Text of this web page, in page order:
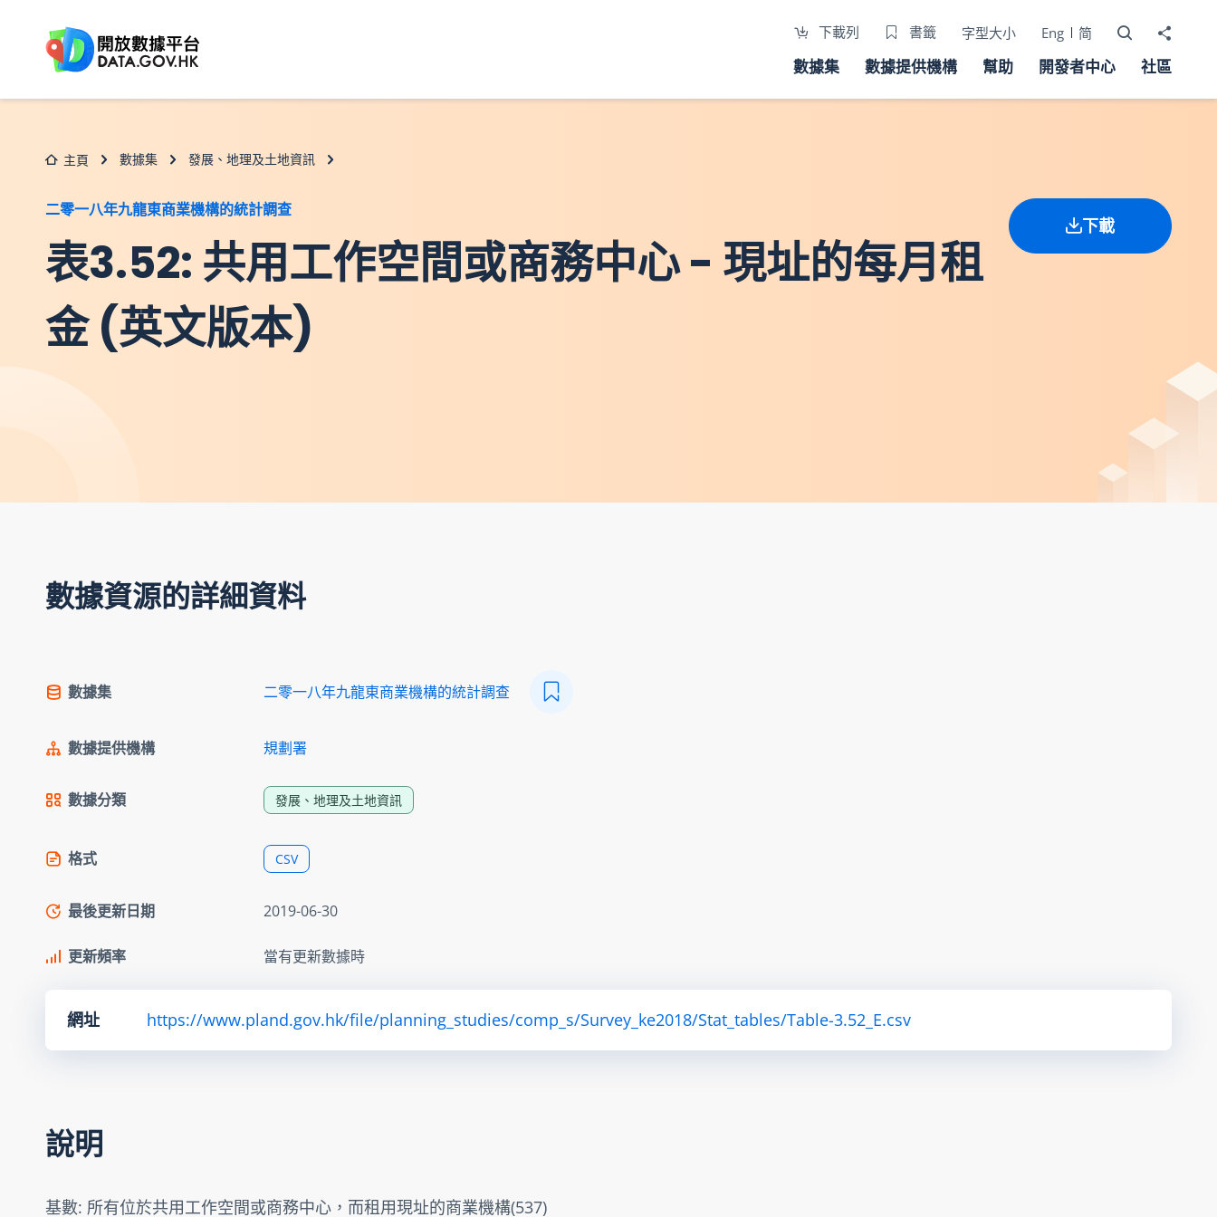
下載列 書籤 字型大小 Eng 简 打開搜尋器
分享至
數據集 數據提供機構 幫助 開發者中心 社區
主頁 數據集 發展、地理及土地資訊
二零一八年九龍東商業機構的統計調查
表3.52: 共用工作空間或商務中心 - 現址的每月租
金 (英文版本)
下載
數據資源的詳細資料
數據集 二零一八年九龍東商業機構的統計調查
數據提供機構 規劃署
數據分類 發展、地理及土地資訊
格式 CSV
最後更新日期 2019-06-30
更新頻率 當有更新數據時
網址 https://www.pland.gov.hk/file/planning_studies/comp_s/Survey_ke2018/Stat_tables/Table-3.52_E.csv
說明
基數: 所有位於共用工作空間或商務中心，而租用現址的商業機構(537)